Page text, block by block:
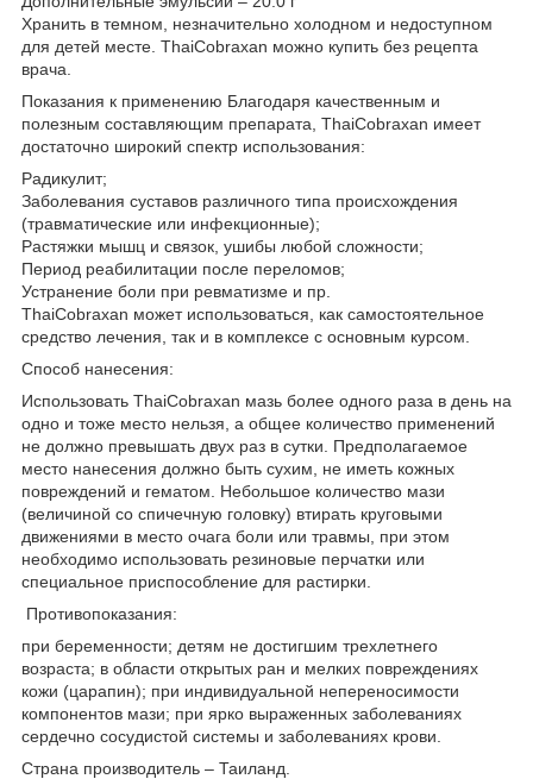
Хранить в темном, незначительно холодном и недоступном
для детей месте. ThaiCobraxan можно купить без рецепта
врача.
Показания к применению Благодаря качественным и
полезным составляющим препарата, ThaiCobraxan имеет
достаточно широкий спектр использования:
Радикулит;
Заболевания суставов различного типа происхождения
(травматические или инфекционные);
Растяжки мышц и связок, ушибы любой сложности;
Период реабилитации после переломов;
Устранение боли при ревматизме и пр.
ThaiCobraxan может использоваться, как самостоятельное
средство лечения, так и в комплексе с основным курсом.
Способ нанесения:
Использовать ThaiCobraxan мазь более одного раза в день на
одно и тоже место нельзя, а общее количество применений
не должно превышать двух раз в сутки. Предполагаемое
место нанесения должно быть сухим, не иметь кожных
повреждений и гематом. Небольшое количество мази
(величиной со спичечную головку) втирать круговыми
движениями в место очага боли или травмы, при этом
необходимо использовать резиновые перчатки или
специальное приспособление для растирки.
Противопоказания:
при беременности; детям не достигшим трехлетнего
возраста; в области открытых ран и мелких повреждениях
кожи (царапин); при индивидуальной непереносимости
компонентов мази; при ярко выраженных заболеваниях
сердечно сосудистой системы и заболеваниях крови.
Страна производитель – Таиланд.